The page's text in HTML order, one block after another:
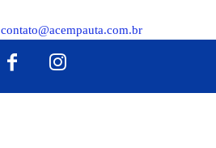
contato@acempauta.com.br